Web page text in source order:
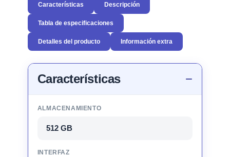
Características Descripción
Tabla de especificaciones
Detalles del producto Información extra
Características
ALMACENAMIENTO
512 GB
INTERFAZ